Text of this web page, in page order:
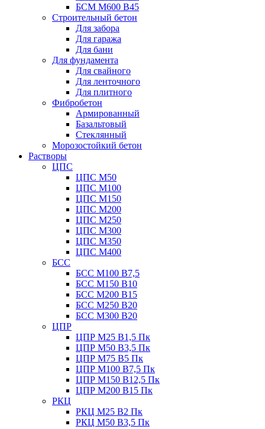
БСМ М600 B45
Строительный бетон
Для забора
Для гаража
Для бани
Для фундамента
Для свайного
Для ленточного
Для плитного
Фибробетон
Армированный
Базальтовый
Стеклянный
Морозостойкий бетон
Растворы
ЦПС
ЦПС М50
ЦПС М100
ЦПС М150
ЦПС М200
ЦПС М250
ЦПС М300
ЦПС М350
ЦПС М400
БСС
БСС М100 B7,5
БСС М150 B10
БСС М200 B15
БСС М250 B20
БСС М300 B20
ЦПР
ЦПР М25 B1,5 Пк
ЦПР М50 B3,5 Пк
ЦПР М75 B5 Пк
ЦПР М100 B7,5 Пк
ЦПР М150 B12,5 Пк
ЦПР М200 B15 Пк
РКЦ
РКЦ М25 B2 Пк
РКЦ М50 В3,5 Пк